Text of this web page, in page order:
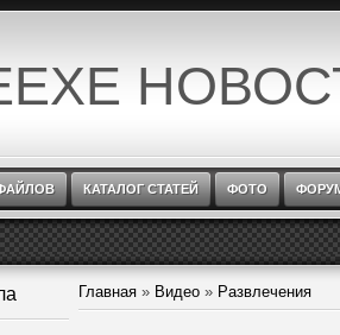
КАТАЛОГ СТАТЕЙ ФОТО
Главная » Видео » Развлечения